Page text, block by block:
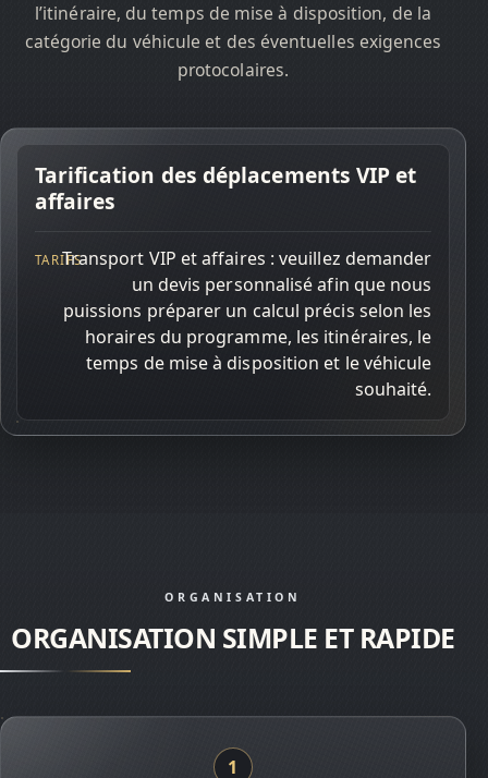
l’itinéraire, du temps de mise à disposition, de la
catégorie du véhicule et des éventuelles exigences
protocolaires.
SERVICES
TARIFS
Tarification des déplacements VIP et
affaires
Transport VIP et affaires : veuillez demander
un devis personnalisé afin que nous
puissions préparer un calcul précis selon les
horaires du programme, les itinéraires, le
temps de mise à disposition et le véhicule
souhaité.
ORGANISATION
ORGANISATION SIMPLE ET RAPIDE